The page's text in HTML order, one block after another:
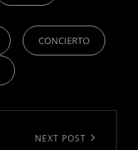
CONCIERTO
NEXT POST